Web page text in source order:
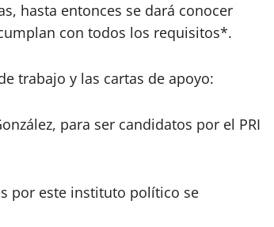
hasta entonces se dará conocer
con todos los requisitos*.
trabajo y las cartas de apoyo:
para ser candidatos por el PRI
por este instituto político se